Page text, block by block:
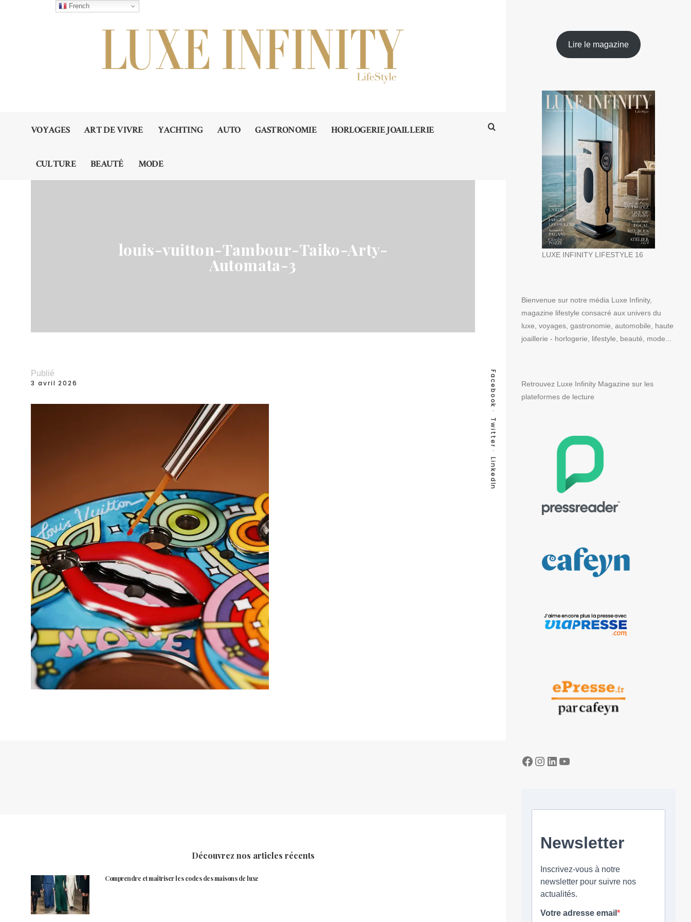
VOYAGES ART DE VIVRE YACHTING AUTO GASTRONOMIE HORLOGERIE JOAILLERIE
CULTURE BEAUTÉ MODE
louis-vuitton-Tambour-Taiko-Arty-
Automata-3
Facebook
Twitter
LinkedIn
Publié
3 avril 2026
Découvrez nos articles récents
Comprendre et maîtriser les codes des maisons de luxe
Lire le magazine
LUXE INFINITY LIFESTYLE 16
Bienvenue sur notre média Luxe Infinity,
magazine lifestyle consacré aux univers du
luxe, voyages, gastronomie, automobile, haute
joaillerie - horlogerie, lifestyle, beauté, mode...
Retrouvez Luxe Infinity Magazine sur les
plateformes de lecture
Facebook
Instagram
LinkedIn
YouTube
French